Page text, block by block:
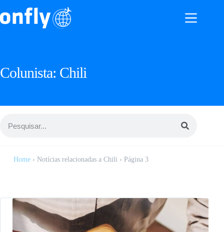
Colunista: Chili
Home› Notícias relacionadas a Chili› Página 3